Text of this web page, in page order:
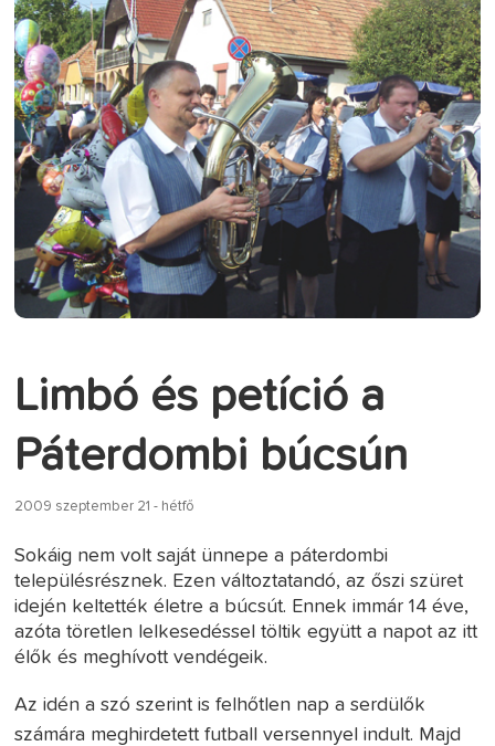
Limbó és petíció a
Páterdombi búcsún
2009 szeptember 21 - hétfő
Sokáig nem volt saját ünnepe a páterdombi
településrésznek. Ezen változtatandó, az őszi szüret
idején keltették életre a búcsút. Ennek immár 14 éve,
azóta töretlen lelkesedéssel töltik együtt a napot az itt
élők és meghívott vendégeik.
Az idén a szó szerint is felhőtlen nap a serdülők
számára meghirdetett futball versennyel indult. Majd